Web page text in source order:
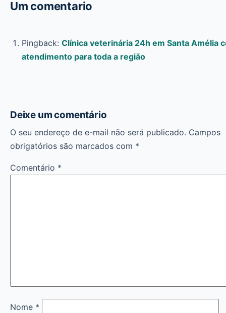
Um comentario
Pingback:Clínica veterinária 24h em Santa Amélia
atendimento para toda a região
Deixe um comentário
O seu endereço de e-mail não será publicado. Campos
obrigatórios são marcados com *
Comentário *
Nome *